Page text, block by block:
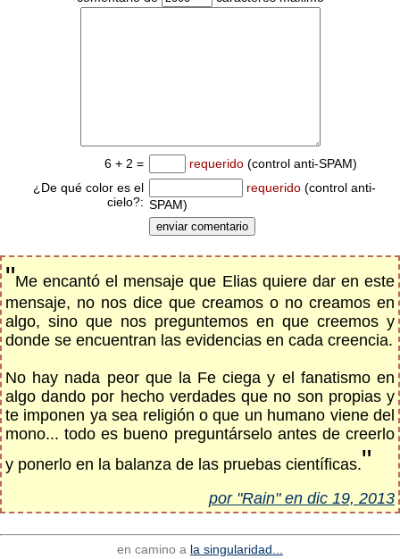
6 + 2 = requerido (control anti-SPAM)
¿De qué color es el
cielo?:
requerido (control anti-
SPAM)
"Me encantó el mensaje que Elias quiere dar en este
mensaje, no nos dice que creamos o no creamos en
algo, sino que nos preguntemos en que creemos y
donde se encuentran las evidencias en cada creencia.
No hay nada peor que la Fe ciega y el fanatismo en
algo dando por hecho verdades que no son propias y
te imponen ya sea religión o que un humano viene del
mono... todo es bueno preguntárselo antes de creerlo
y ponerlo en la balanza de las pruebas científicas."
por "Rain" en dic 19, 2013
en camino a la singularidad...